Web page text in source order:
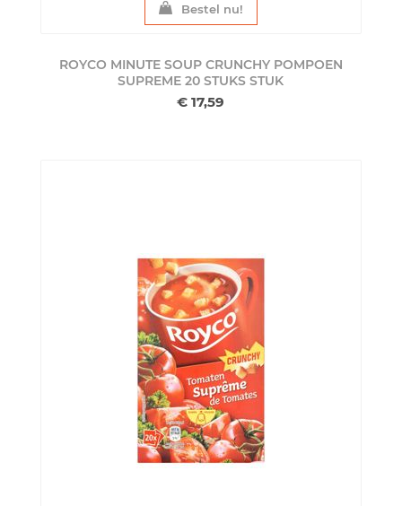
Bestel nu!
ROYCO MINUTE SOUP CRUNCHY POMPOEN
SUPREME 20 STUKSSTUK
€ 17,59